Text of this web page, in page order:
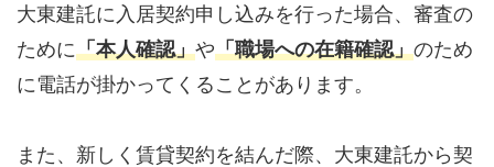
大東建託に入居契約申し込みを行った場合、審査の
ために「本人確認」や「職場への在籍確認」のため
に電話が掛かってくることがあります。
また、新しく賃貸契約を結んだ際、大東建託から契